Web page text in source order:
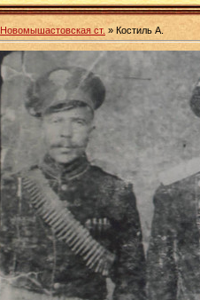
Новомышастовская ст. » Костиль А.